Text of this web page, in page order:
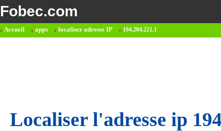
Fobec.com
Accueil apps localiser adresse IP 194.204.221.1
Localiser l'adresse ip